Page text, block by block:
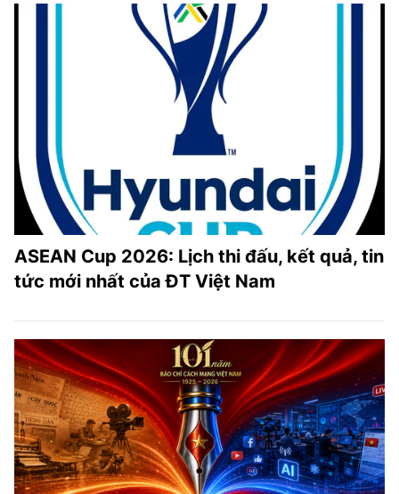
ASEAN Cup 2026: Lịch thi đấu, kết quả, tin
tức mới nhất của ĐT Việt Nam